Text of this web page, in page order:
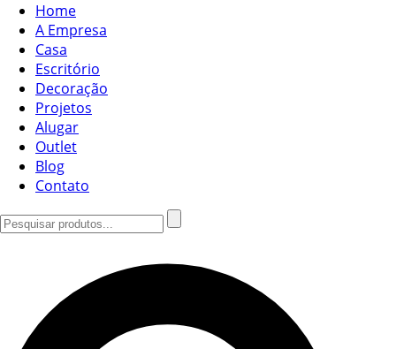
Home
A Empresa
Casa
Escritório
Decoração
Projetos
Alugar
Outlet
Blog
Contato